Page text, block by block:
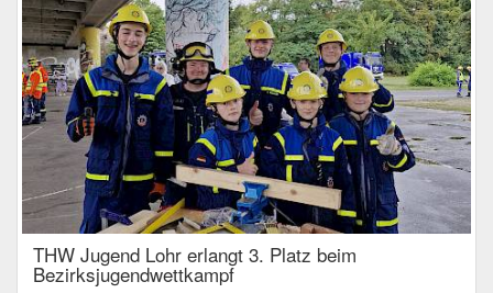
THW Jugend Lohr erlangt 3. Platz beim
Bezirksjugendwettkampf